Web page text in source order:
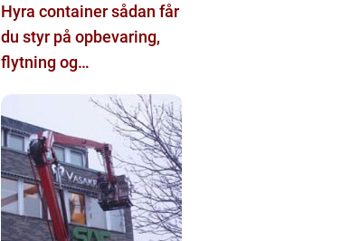
Hyra container sådan får
du styr på opbevaring,
flytning og